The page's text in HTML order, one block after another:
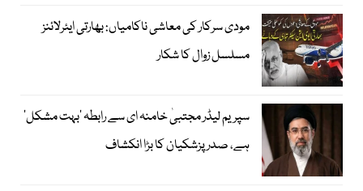
مودی سرکار کی معاشی ناکامیاں: بھارتی ایئرلائنز
مسلسل زوال کا شکار
سپریم لیڈر مجتبیٰ خامنہ ای سے رابطہ ’بہت مشکل‘
ہے، صدر پزشکیان کا بڑا انکشاف